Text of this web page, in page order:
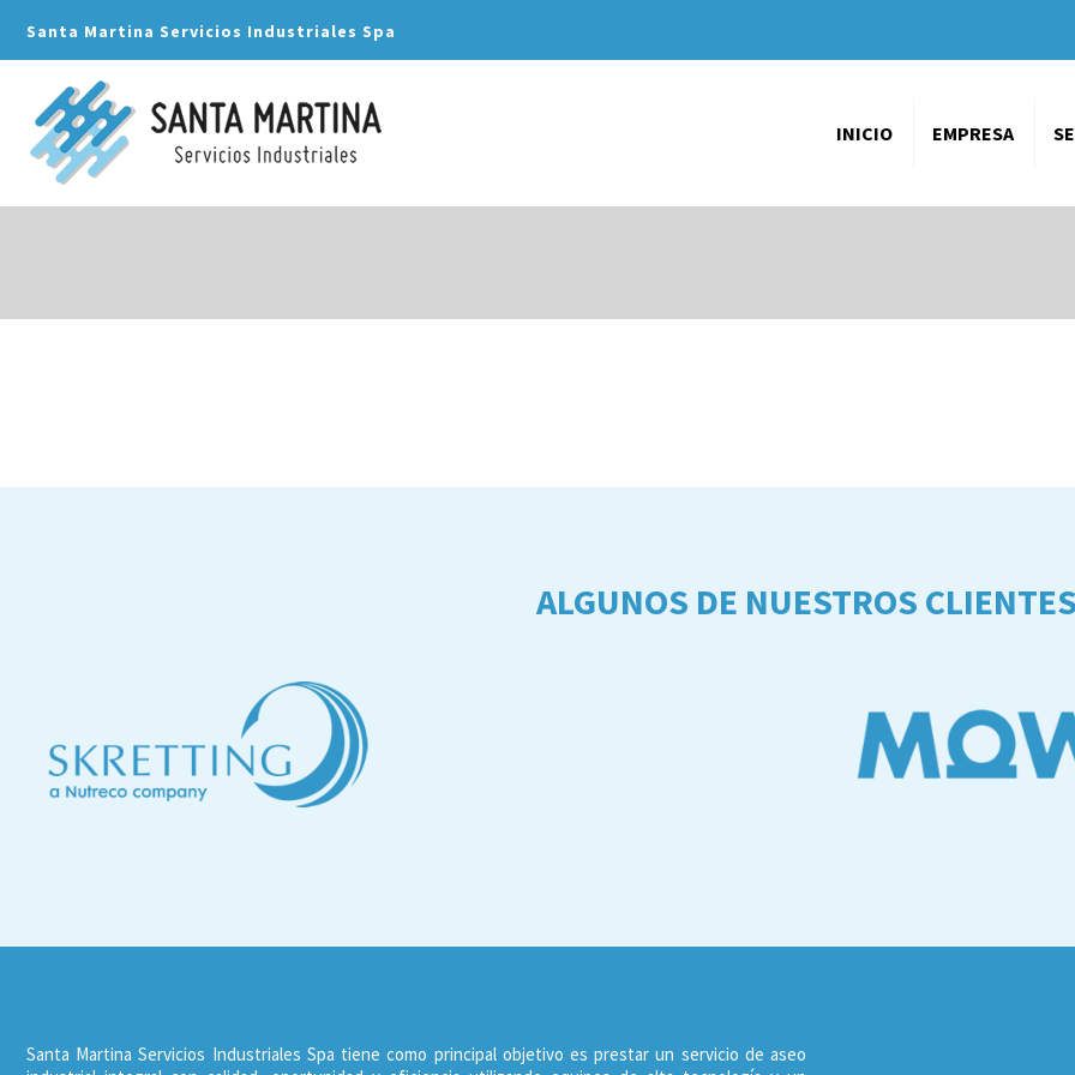
Santa Martina Servicios Industriales Spa
INICIO EMPRESA
ALGUNOS DE NUESTROS
Santa Martina Servicios Industriales Spa tiene como principal objetivo es prestar un servicio de aseo